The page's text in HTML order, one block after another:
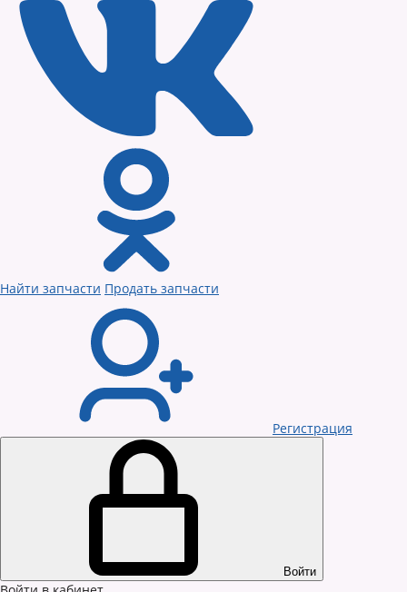
Найти запчасти Продать запчасти
Регистрация
Войти